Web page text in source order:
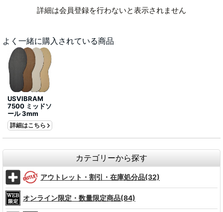
詳細は会員登録を行わないと表示されません
よく一緒に購入されている商品
USVIBRAM
7500 ミッドソ
ール 3mm
詳細はこちら
カテゴリーから探す
アウトレット・割引・在庫処分品(32)
オンライン限定・数量限定商品(84)